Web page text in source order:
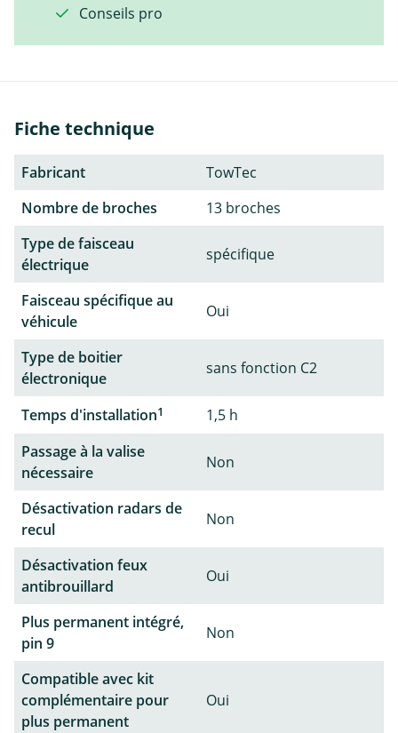
Conseils pro
Fiche technique
Fabricant
TowTec
Nombre de broches
13 broches
Type de faisceau
électrique
spécifique
Faisceau spécifique au
véhicule
Oui
Type de boitier
électronique
sans fonction C2
Temps d'installation1
1,5 h
Passage à la valise
nécessaire
Non
Désactivation radars de
recul
Non
Désactivation feux
antibrouillard
Oui
Plus permanent intégré,
pin 9
Non
Compatible avec kit
complémentaire pour
plus permanent
Oui